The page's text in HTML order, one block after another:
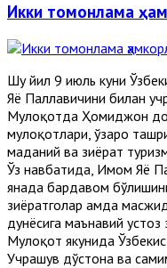
Икки томонлама
Шу йил 9 июль куни
Яҳё Паллавичини билан
Мулоқотда Ҳомиджон
мулоқотлари, ўзаро
маданий ва зиёрат
Ўз навбатида, Имом Яҳё
янада бардавом
зиёратгоҳлар ҳамда
дунёсига маънавий
Мулоқот якунида
Учрашув дўстона ва